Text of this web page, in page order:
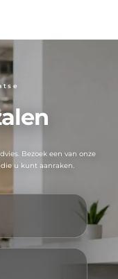
Bezoek een van onze
u kunt aanraken.